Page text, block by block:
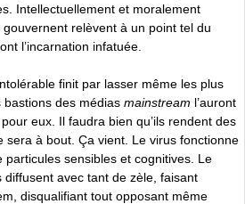
Intellectuellement et moralement
relèvent à un point tel du
l’incarnation infatuée.
finit par lasser même les plus
des médias mainstream l’auront
eux. Il faudra bien qu’ils rendent des
sera à bout. Ça vient. Le virus fonctionne
sensibles et cognitives. Le
diffusent avec tant de zèle, faisant
disqualifiant tout opposant même